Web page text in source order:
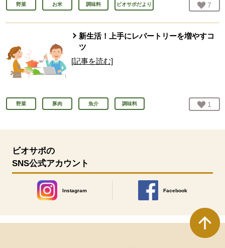
野菜 お米 調味料 ビオサポだより お気
7
新生活！上手にレパートリーを増やすコ
ツ
[記事を読む]
野菜 豚肉 魚介 調味料 お気
1
ビオサポの
SNS公式アカウント
Instagram
別のウィンドウで開きます。
Facebook
別のウィンドウで開きます